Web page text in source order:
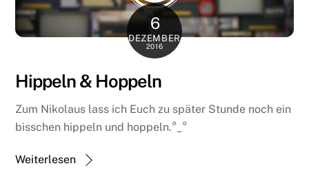
6
DEZEMBER
2016
Hippeln & Hoppeln
Zum Nikolaus lass ich Euch zu später Stunde noch ein
bisschen hippeln und hoppeln.°_°
Weiterlesen